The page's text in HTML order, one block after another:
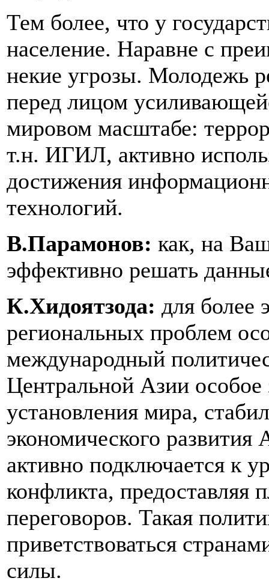
Тем более, что у
население. Наравне с
некие угрозы. Молодежь
перед лицом
мировом масштабе:
т.н. ИГИЛ, активно
достижения
технологий.
В.Парамонов: как, на
эффективно решать
К.Хидоятзода: для более
региональных проблем
международный
Центральной Азии
установления мира,
экономического
активно подключается к
конфликта,
переговоров. Такая
приветствоваться
силы.